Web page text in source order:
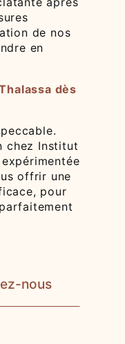
de nos
en
dès
chez Institut
offrir une
pour
nous